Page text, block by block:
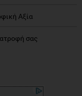
Αξία
σας